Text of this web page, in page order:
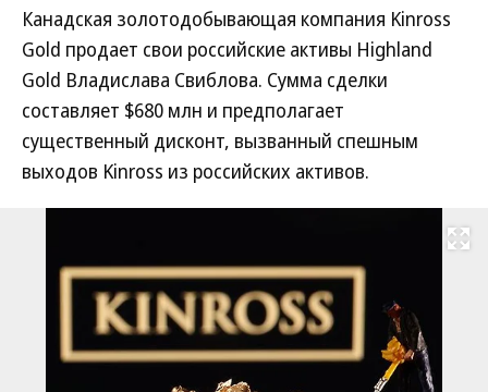
Канадская золотодобывающая компания Kinross
Gold продает свои российские активы Highland
Gold Владислава Свиблова. Сумма сделки
составляет $680 млн и предполагает
существенный дисконт, вызванный спешным
выходов Kinross из российских активов.
Развернуть